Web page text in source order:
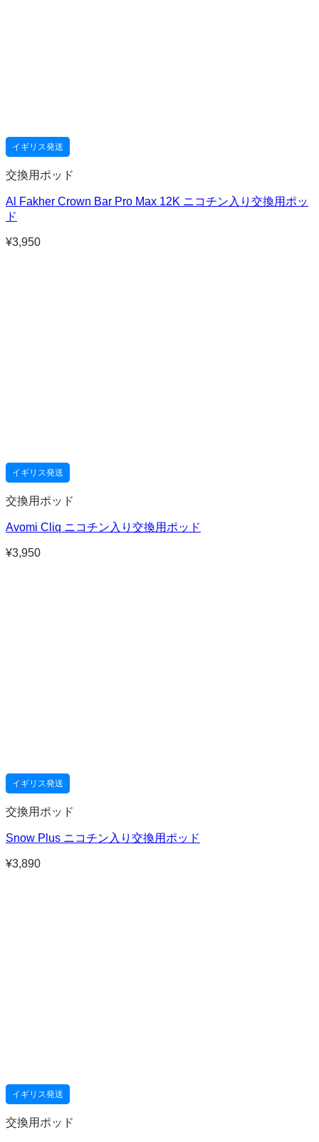
イギリス発送
交換用ポッド
Al Fakher Crown Bar Pro Max 12K ニコチン入り交換用ポッ
ド
¥3,950
イギリス発送
交換用ポッド
Avomi Cliq ニコチン入り交換用ポッド
¥3,950
イギリス発送
交換用ポッド
Snow Plus ニコチン入り交換用ポッド
¥3,890
イギリス発送
交換用ポッド